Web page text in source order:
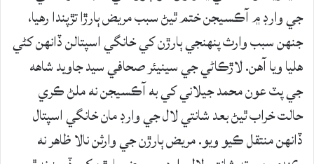
جي وارڊ ۾ آڪسيجن ختم ٿيڻ سبب مريض ٻارڙا تڙپندا رهيا،
جنهن سبب وارث پنهنجي ٻارڙن کي خانگي اسپتالن ڏانهن کڻي
هليا ويا آهن. لاڙڪاڻي جي سينيئر صحافي سيد جاويد شاهه
جي پٽ عون محمد جيلاني کي به آڪسيجن نه ملڻ ڪري
حالت خراب ٿيڻ بعد شانتي لال جي وارڊ مان خانگي اسپتال
ڏانهن منتقل ڪيو ويو. مريض ٻارڙن جي وارثن نالا ظاهر نه